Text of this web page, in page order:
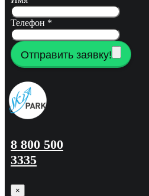
Телефон *
Отправить заявку!
8 800 500
3335
×